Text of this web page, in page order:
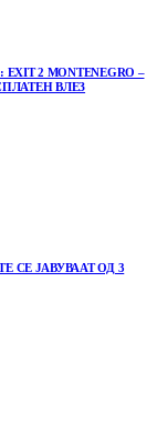
2 MONTENEGRO –
ВЛЕЗ
СЕ ЈАВУВААТ ОД 3